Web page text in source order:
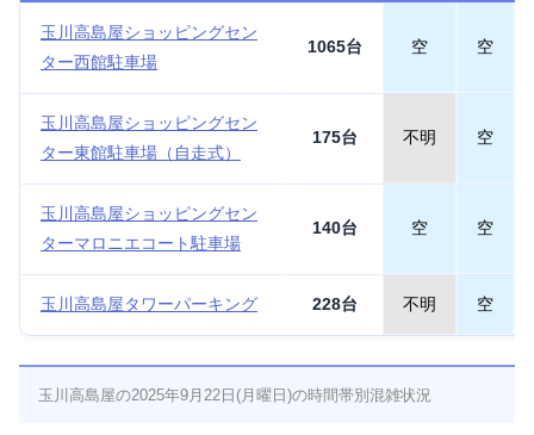
玉川高島屋ショッピングセン
ター西館駐車場
1065台 空 空
玉川高島屋ショッピングセン
ター東館駐車場（自走式）
175台 不明 空
玉川高島屋ショッピングセン
ターマロニエコート駐車場
140台 空 空
玉川高島屋タワーパーキング 228台 不明 空
玉川高島屋の2025年9月22日(月曜日)の時間帯別混雑状況